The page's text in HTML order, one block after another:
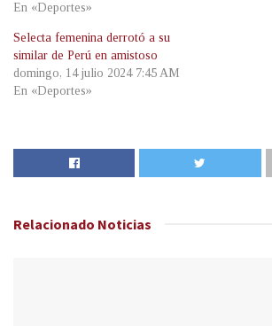
En «Deportes»
Selecta femenina derrotó a su
similar de Perú en amistoso
domingo, 14 julio 2024 7:45 AM
En «Deportes»
Relacionado Noticias